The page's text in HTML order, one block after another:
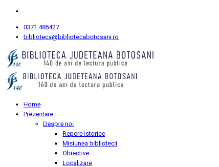
0371 485427
biblioteca@bibliotecabotosani.ro
Home
Prezentare
Despre noi
Repere istorice
Misiunea bibliotecii
Obiective
Localizare